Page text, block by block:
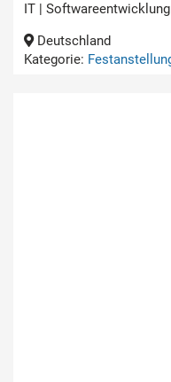
IT |
Deutschland
Kategorie: